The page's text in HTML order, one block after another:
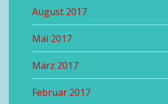
August 2017
Mai 2017
März 2017
Februar 2017